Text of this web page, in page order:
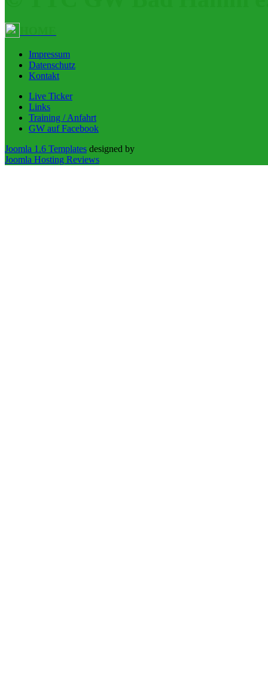
Impressum
Datenschutz
Kontakt
Live Ticker
Links
Training / Anfahrt
GW auf Facebook
Joomla 1.6 Templates designed by
Joomla Hosting Reviews